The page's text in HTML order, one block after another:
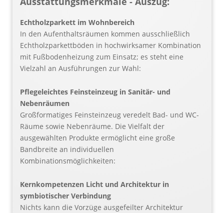
Echtholzparkett im Wohnbereich
In den Aufenthaltsräumen kommen ausschließlich
Echtholzparkettböden in hochwirksamer Kombination
mit Fußbodenheizung zum Einsatz; es steht eine
Vielzahl an Ausführungen zur Wahl:
Pflegeleichtes Feinsteinzeug in Sanitär- und
Nebenräumen
Großformatiges Feinsteinzeug veredelt Bad- und WC-
Räume sowie Nebenräume. Die Vielfalt der
ausgewählten Produkte ermöglicht eine große
Bandbreite an individuellen
Kombinationsmöglichkeiten:
Kernkompetenzen Licht und Architektur in
symbiotischer Verbindung
Nichts kann die Vorzüge ausgefeilter Architektur